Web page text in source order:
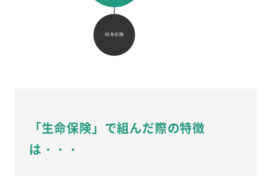
「生命保険」で組んだ際の特徴
は・・・